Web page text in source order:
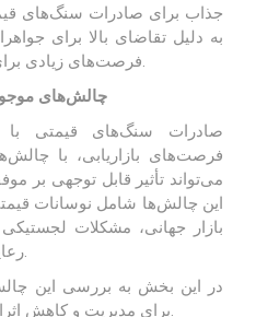
جذاب برای صادرات سنگ‌های
به دلیل تقاضای بالا برای
چالش‌های
صادرات سنگ‌های قیمتی با
فرصت‌های بازاریابی، با
می‌تواند تأثیر قابل توجهی بر
این چالش‌ها شامل نوسانات
بازار جهانی، مشکلات
در این بخش به بررسی این